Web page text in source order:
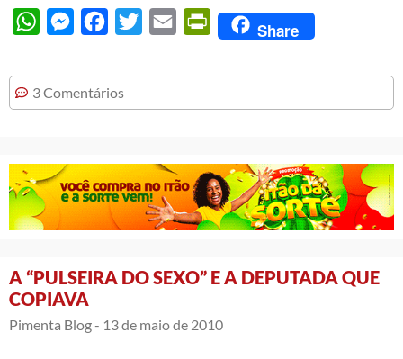
WhatsAppMessengerFacebook
Twitter Email PrintFriendly
Share
3 Comentários
A “PULSEIRA DO SEXO” E A DEPUTADA QUE
COPIAVA
Pimenta Blog - 13 de maio de 2010